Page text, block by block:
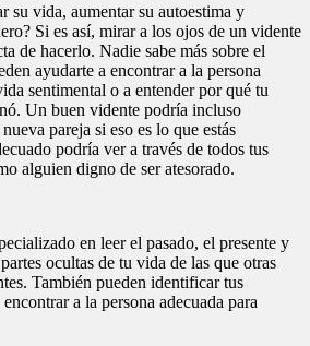
su vida, aumentar su autoestima y
Si es así, mirar a los ojos de un vidente
de hacerlo. Nadie sabe más sobre el
ayudarte a encontrar a la persona
sentimental o a entender por qué tu
Un buen vidente podría incluso
pareja si eso es lo que estás
podría ver a través de todos tus
alguien digno de ser atesorado.
en leer el pasado, el presente y
ocultas de tu vida de las que otras
También pueden identificar tus
a la persona adecuada para